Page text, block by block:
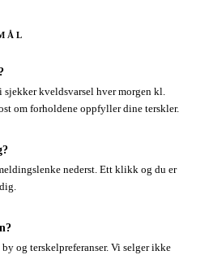
sjekker kveldsvarsel hver morgen kl.
om forholdene oppfyller dine terskler.
nederst. Ett klikk og du er
og terskelpreferanser. Vi selger ikke